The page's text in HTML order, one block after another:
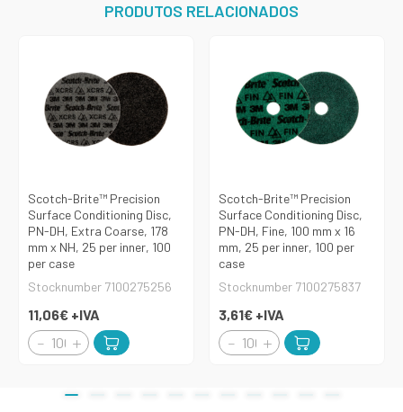
PRODUTOS RELACIONADOS
Scotch-Brite™ Precision
Surface Conditioning Disc,
PN-DH, Extra Coarse, 178
mm x NH, 25 per inner, 100
per case
Stocknumber 7100275256
11,06€ +IVA
Scotch-Brite™ Precision
Surface Conditioning Disc,
PN-DH, Fine, 100 mm x 16
mm, 25 per inner, 100 per
case
Stocknumber 7100275837
3,61€ +IVA